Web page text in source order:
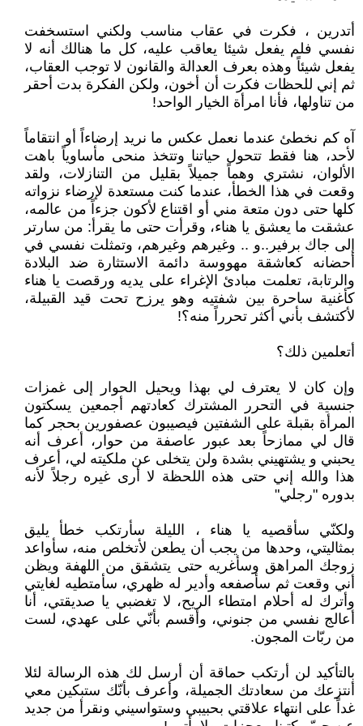
أتدرين ، فكرت في عقاب مناسب ولكني استسخفت
نفسي فلم يفعل شيئا يعاقب عليه، كل ما هنالك أنه لا
يفعل شيئاً وهذه بعرف العدالة والقانون لا توجب العقاب،
ثم إني للحظات فكرت أن أخون، ولكن الفكرة بدت أحقر
من تناولها، فأنا امرأة الخيار الواحد!
آه كم نخطئ عندما نعمل عكس ما نريد إرضاءاً أو انتقاماً
لأحد، هنا فقط تتحول حياتنا وتتخذ منحى مأساوياً باهت
الألوان، نشتري وهماً جميلاً بقليل من التنازلات، ولقد
وقعت في هذا الخطأ، عندما كنت مستعدة لإرضاء نزواته
كلها حتى دون متعة مني أو اقتناع لأكون جزءاً من عالمه،
عشقت ما يعشق يا هناء، وقرأت حتى ما يقرأ: من سارتر
إلى جاك برفير..و .. وغيرهم وغيرهم، وتمثلت نفسي في
أحضانه كعاشقة مهووسة دائمة الاستثارة ضد البلادة
والرتابة، تعلمت مبادئ الإغراء على يديه ورقصت يا هناء
كأغنية ساحرة بين شفتيه وهو يرزح تحت قيد القبيلة،
لأكتشف بأني أكثر تحرراً منه؟!
أتعلمين ذلك؟
وإن كان لا يعترف لي بهذا ويحيل الحوار إلى غمزات
جنسية في التحرر المشترك كعادتهم أجمعين يسكتون
المرأة بقبلة على الشفتين فيصيبون عصفورين بحجر كما
قال لي ممازحاً بعد عبور عاصفة من حوار، أعرف أنه
يحبني و يشتهيني بشدة ولن يتخلى عن ملكيته لي، أعرف
هذا والله إني حتى هذه اللحظة لا أرى غيره رجلاً لأنه
بدوره "رجلي"
ولكنّي سأقصيه يا هناء ، الليلة سأرتكب خطأ يليق
بمثاليتي، وحدها من يجب أن يطعن لأتخلص منه، سأواعد
زوجك المراهق وسأغريه حتى يتشقق من اللهفة ويظن
أني وقعت ثم سأصفعه وأدير له ظهري، سأمتطيه لغايتي
وأترك له أحلام امتطاء الريح، لا تغضبي يا صديقتي، أنا
أعالج نفسي من جنوني، وأقسم بأنّي على عهدي، لست
من ربّات المجون.
بالتأكيد لن أرتكب حماقة أن أرسل لك هذه الرسالة لئلا
أنتزعك من سعادتك الجميلة، وأعرف بأنّك ستبكين معي
غداً على انتهاء علاقتي بحبيبي وستواسيني ونقرأ من جديد